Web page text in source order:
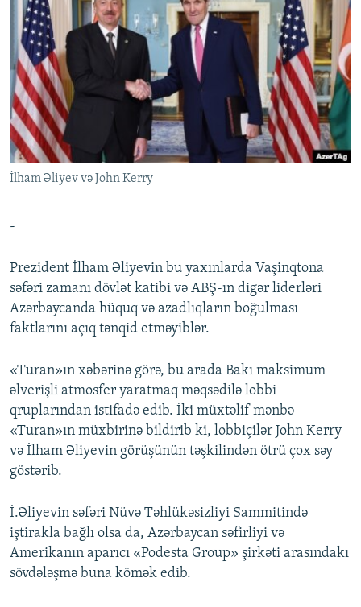
MULTIMEDIA
VIDEO
FOTOQALEREYA
İNFOQRAFIKA
KARIKATURA
RADIO ARXIV
OXU ZALI
AZƏRBAYCAN ƏDƏBIYYATI KITABXANASI
İSLAM VƏ DEMOKRATIYA
İZ - MƏDƏNIYYƏT PROQRAMI
HAQQIMIZDA
MISSIYAMIZ
PEŞƏ ETIKASI VƏ JURNALISTIKA STANDARTLARIMIZ
MATERIALLARIMIZDAN ISTIFADƏ
AZADLIQRADIOSU MOBIL TELEFONUNUZDA
BIZI IZLƏ
RFE/RL-in bütün saytları
İlham Əliyev və John Kerry
-
Prezident İlham Əliyevin bu yaxınlarda Vaşinqtona
səfəri zamanı dövlət katibi və ABŞ-ın digər liderləri
Azərbaycanda hüquq və azadlıqların boğulması
faktlarını açıq tənqid etməyiblər.
«Turan»ın xəbərinə görə, bu arada Bakı maksimum
əlverişli atmosfer yaratmaq məqsədilə lobbi
qruplarından istifadə edib. İki müxtəlif mənbə
«Turan»ın müxbirinə bildirib ki, lobbiçilər John Kerry
və İlham Əliyevin görüşünün təşkilindən ötrü çox səy
göstərib.
İ.Əliyevin səfəri Nüvə Təhlükəsizliyi Sammitində
iştirakla bağlı olsa da, Azərbaycan səfirliyi və
Amerikanın aparıcı «Podesta Group» şirkəti arasındakı
sövdələşmə buna kömək edib.